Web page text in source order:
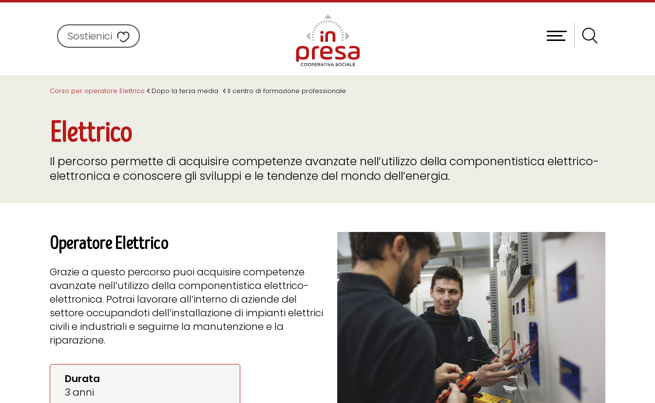
Sostienici
Il centro di formazione professionale
Dopo la terza media
Corso per operatore Elettrico
Elettrico
Il percorso permette di acquisire competenze avanzate nell’utilizzo della componentistica elettrico-
elettronica e conoscere gli sviluppi e le tendenze del mondo dell’energia.
Operatore Elettrico
Grazie a questo percorso puoi acquisire competenze
avanzate nell’utilizzo della componentistica elettrico-
elettronica. Potrai lavorare all’interno di aziende del
settore occupandoti dell’installazione di impianti elettrici
civili e industriali e seguirne la manutenzione e la
riparazione.
Durata
3 anni